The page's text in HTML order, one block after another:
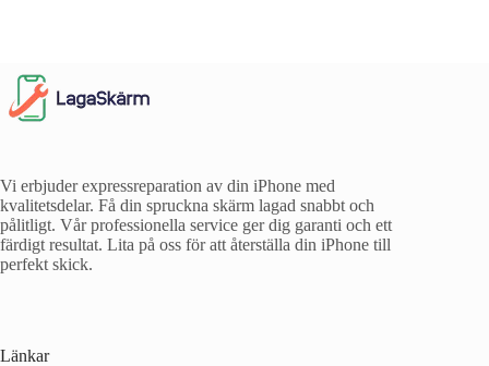
Vi erbjuder expressreparation av din iPhone med
kvalitetsdelar. Få din spruckna skärm lagad snabbt och
pålitligt. Vår professionella service ger dig garanti och ett
färdigt resultat. Lita på oss för att återställa din iPhone till
perfekt skick.
Länkar